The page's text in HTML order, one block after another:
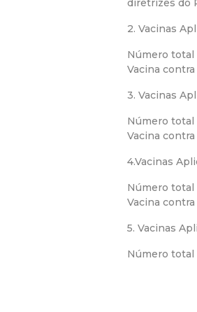
diretrizes do
2. Vacinas
Número total
Vacina contra
3. Vacinas
Número total
Vacina contra
4.Vacinas
Número total
Vacina contra
5. Vacinas
Número total